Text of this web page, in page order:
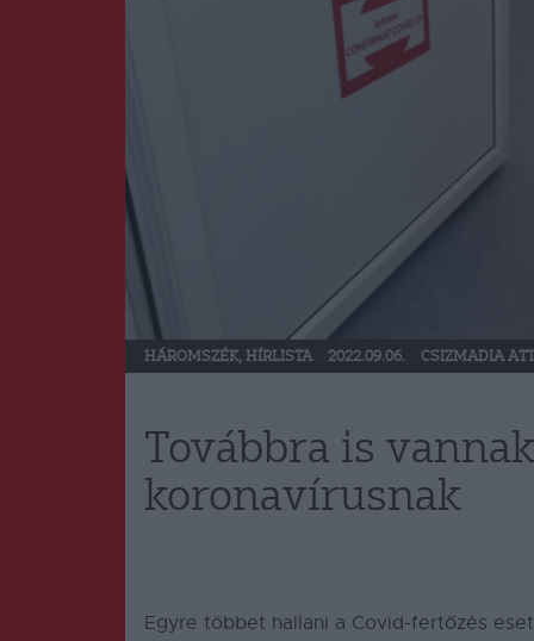
HÁROMSZÉK, HÍRLISTA 2022.09.06. CSIZMADIA
Továbbra is
koronavírusnak
Egyre többet hallani a Covid-fertőzés